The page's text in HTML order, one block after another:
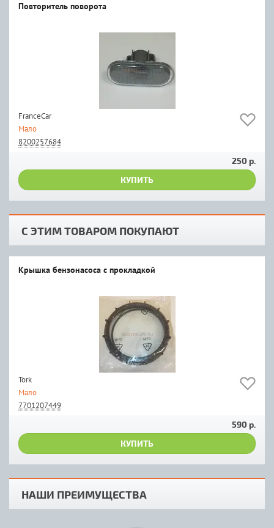
Повторитель поворота
FranceCar
Мало
8200257684
250 р.
КУПИТЬ
С ЭТИМ ТОВАРОМ ПОКУПАЮТ
Крышка бензонасоса с прокладкой
Tork
Мало
7701207449
590 р.
КУПИТЬ
НАШИ ПРЕИМУЩЕСТВА